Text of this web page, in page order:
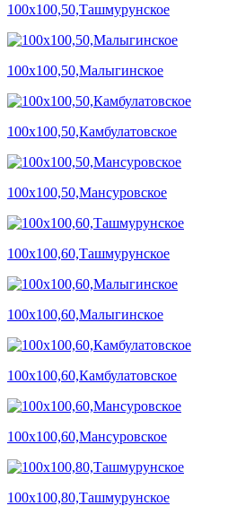
100х100,50,Ташмурунское
100х100,50,Малыгинское
100х100,50,Камбулатовское
100х100,50,Мансуровское
100х100,60,Ташмурунское
100х100,60,Малыгинское
100х100,60,Камбулатовское
100х100,60,Мансуровское
100х100,80,Ташмурунское